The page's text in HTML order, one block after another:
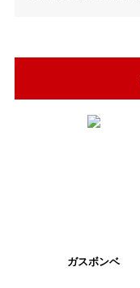
ガスボンベ